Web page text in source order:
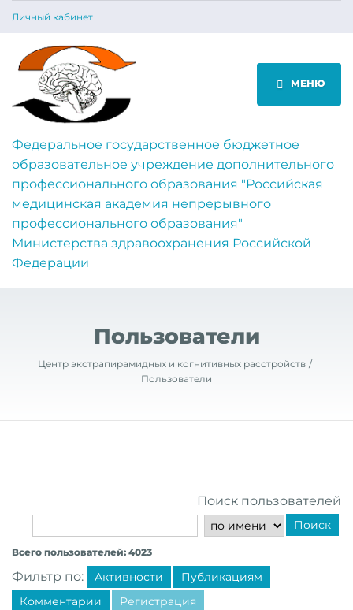
Личный кабинет
МЕНЮ
Федеральное государственное бюджетное
образовательное учреждение дополнительного
профессионального образования "Российская
медицинская академия непрерывного
профессионального образования"
Министерства здравоохранения Российской
Федерации
Пользователи
Центр экстрапирамидных и когнитивных расстройств
Пользователи
Поиск пользователей
Поиск
Всего пользователей: 4023
Фильтр по: Активности
Публикациям
Комментарии
Регистрация